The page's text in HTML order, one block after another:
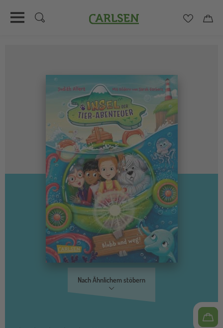
Carlsen
Nach Ähnlichem stöbern